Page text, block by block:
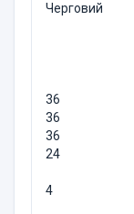
Черговий
36
36
36
24
4